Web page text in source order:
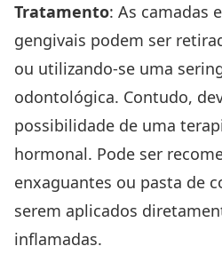
Tratamento: As camadas
gengivais podem ser
ou utilizando-se uma
odontológica. Contudo,
possibilidade de uma
hormonal. Pode ser
enxaguantes ou pasta de
serem aplicados
inflamadas.